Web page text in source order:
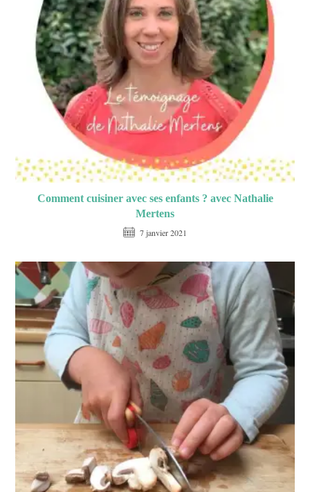
Comment cuisiner avec ses enfants ? avec Nathalie
Mertens
7 janvier 2021